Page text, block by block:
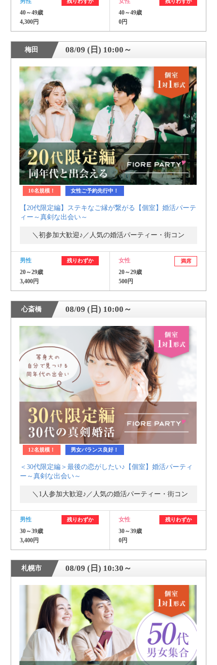
40～49歳
4,300円
40～49歳
0円
梅田 08/09 (日) 10:00～
10名規模！ 女性ご予約先行中！
【20代限定編】ステキなご縁が繋がる【個室】婚活パーテ
ィー～真剣な出会い～
＼初参加大歓迎♪／人気の婚活パーティー・街コン
男性 残りわずか
20～29歳
3,400円
女性 満席
20～29歳
500円
心斎橋 08/09 (日) 10:00～
12名規模！ 男女バランス良好！
＜30代限定編＞最後の恋がしたい♪【個室】婚活パーティ
ー～真剣な出会い～
＼1人参加大歓迎♪／人気の婚活パーティー・街コン
男性 残りわずか
30～39歳
3,400円
女性 残りわずか
30～39歳
0円
札幌市 08/09 (日) 10:30～